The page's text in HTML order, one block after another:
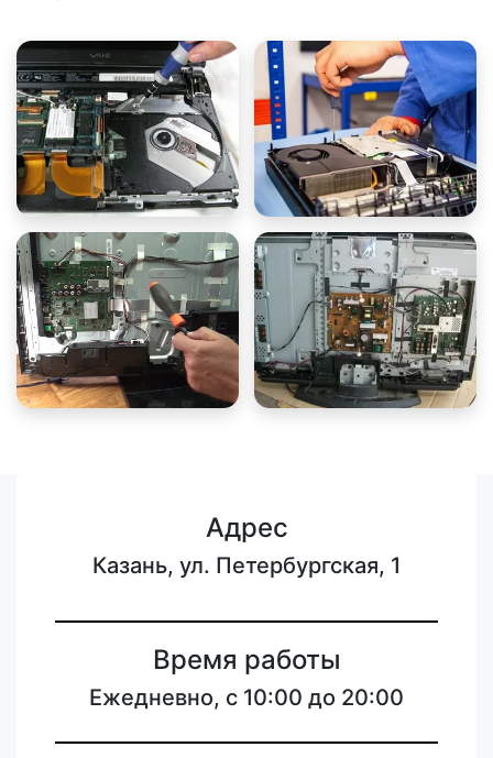
Адрес
Казань, ул. Петербургская, 1
Время работы
Ежедневно, с 10:00 до 20:00